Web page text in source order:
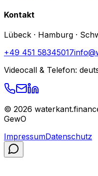
Kontakt
Lübeck · Hamburg ·
+49 451 58345017
Videocall & Telefon:
© 2026
GewO
ImpressumDatenschutz